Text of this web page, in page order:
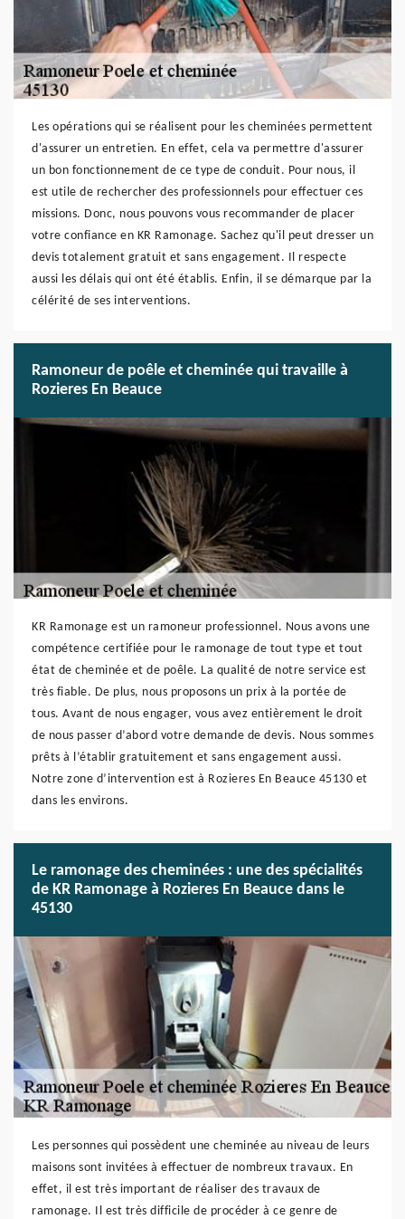
Les opérations qui se réalisent pour les cheminées permettent
d'assurer un entretien. En effet, cela va permettre d'assurer
un bon fonctionnement de ce type de conduit. Pour nous, il
est utile de rechercher des professionnels pour effectuer ces
missions. Donc, nous pouvons vous recommander de placer
votre confiance en KR Ramonage. Sachez qu'il peut dresser un
devis totalement gratuit et sans engagement. Il respecte
aussi les délais qui ont été établis. Enfin, il se démarque par la
célérité de ses interventions.
Ramoneur de poêle et cheminée qui travaille à
Rozieres En Beauce
KR Ramonage est un ramoneur professionnel. Nous avons une
compétence certifiée pour le ramonage de tout type et tout
état de cheminée et de poêle. La qualité de notre service est
très fiable. De plus, nous proposons un prix à la portée de
tous. Avant de nous engager, vous avez entièrement le droit
de nous passer d’abord votre demande de devis. Nous sommes
prêts à l’établir gratuitement et sans engagement aussi.
Notre zone d’intervention est à Rozieres En Beauce 45130 et
dans les environs.
Le ramonage des cheminées : une des spécialités
de KR Ramonage à Rozieres En Beauce dans le
45130
Les personnes qui possèdent une cheminée au niveau de leurs
maisons sont invitées à effectuer de nombreux travaux. En
effet, il est très important de réaliser des travaux de
ramonage. Il est très difficile de procéder à ce genre de